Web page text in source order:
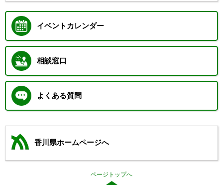
イベントカレンダー
相談窓口
よくある質問
香川県ホームページへ
ページトップへ